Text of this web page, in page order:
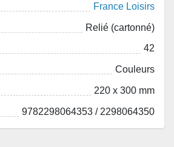
France Loisirs
Relié (cartonné)
42
Couleurs
220 x 300 mm
9782298064353 / 2298064350